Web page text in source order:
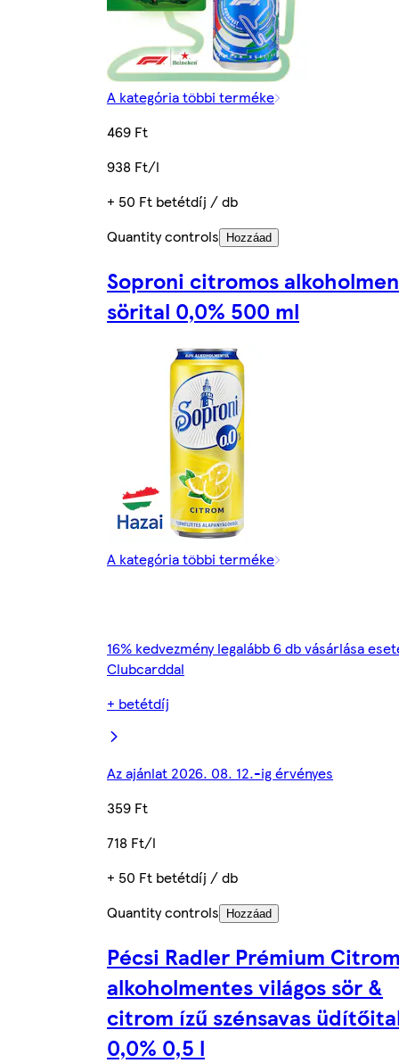
A kategória többi terméke
469 Ft
938 Ft/l
+ 50 Ft betétdíj / db
Quantity controls
Hozzáad
Soproni citromos
sörital 0,0% 500 ml
A kategória többi terméke
16% kedvezmény legalább 6 db vásárlása
Clubcarddal
+ betétdíj
Az ajánlat 2026. 08. 12.-ig érvényes
359 Ft
718 Ft/l
+ 50 Ft betétdíj / db
Quantity controls
Hozzáad
Pécsi Radler Prémium
alkoholmentes világos sör &
citrom ízű szénsavas
0,0% 0,5 l